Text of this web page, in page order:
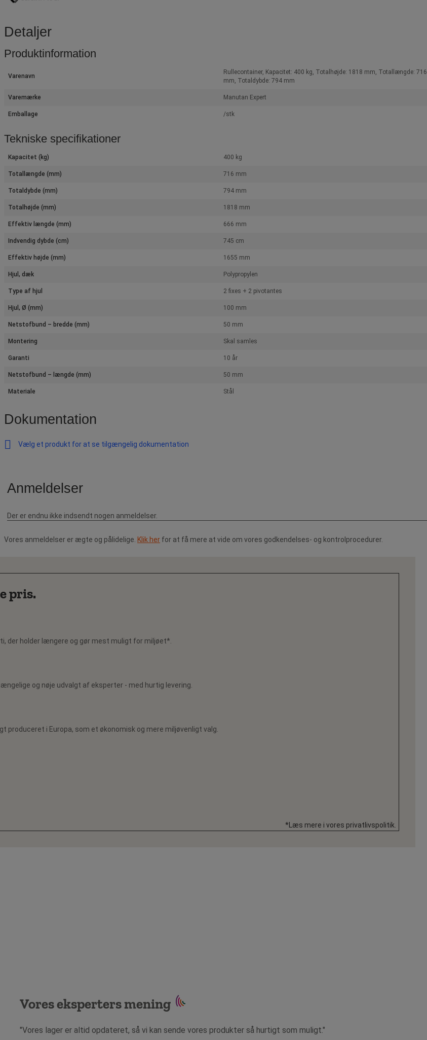
Detaljer
Produktinformation
Varenavn
Rullecontainer, Kapacitet: 400 kg, Totalhøjde: 1818 mm, Totallængde: 716
mm, Totaldybde: 794 mm
Varemærke Manutan Expert
Emballage /stk
Tekniske specifikationer
Kapacitet (kg) 400 kg
Totallængde (mm) 716 mm
Totaldybde (mm) 794 mm
Totalhøjde (mm) 1818 mm
Effektiv længde (mm) 666 mm
Indvendig dybde (cm) 745 cm
Effektiv højde (mm) 1655 mm
Hjul, dæk Polypropylen
Type af hjul 2 fixes + 2 pivotantes
Hjul, Ø (mm) 100 mm
Netstofbund – bredde (mm) 50 mm
Montering Skal samles
Garanti 10 år
Netstofbund – længde (mm) 50 mm
Materiale Stål
Dokumentation
Vælg et produkt for at se tilgængelig dokumentation
Vores anmeldelser er ægte og pålidelige. Klik her for at få mere at vide om vores godkendelses- og kontrolprocedurer.
pris.
der holder længere og gør mest muligt for miljøet*.
og nøje udvalgt af eksperter - med hurtig levering.
produceret i Europa, som et økonomisk og mere miljøvenligt valg.
*Læs mere i vores privatlivspolitik.
Vores eksperters mening
"Vores lager er altid opdateret, så vi kan sende vores produkter så hurtigt som muligt."